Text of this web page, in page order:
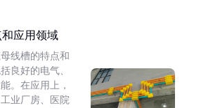
应用领域
线槽的特点和
良好的电气、
。在应用上，
业厂房、医院